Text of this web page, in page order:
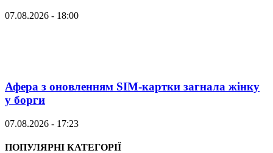
07.08.2026 - 18:00
Афера з оновленням SIM-картки загнала жінку
у борги
07.08.2026 - 17:23
ПОПУЛЯРНІ КАТЕГОРІЇ